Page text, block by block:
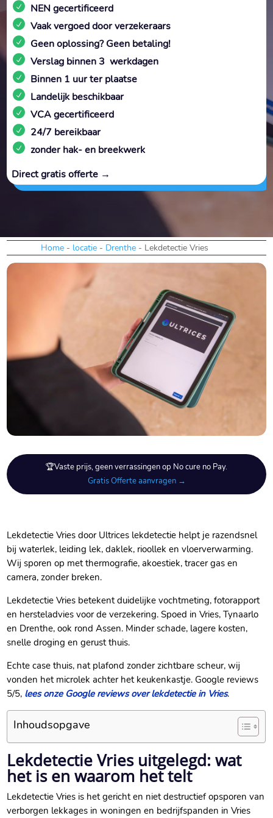
NEN gecertificeerd
Vaak vergoed door verzekeraars
Geen oplossing? Geen betaling!
Verslag binnen 3 werkdagen
Binnen 1 uur ter plaatse
Landelijk beschikbaar
VCA gecertificeerd
24/7 bereikbaar
zonder hak- en breekwerk
Direct gratis offerte →
Home- locatie- Drenthe- Lekdetectie Vries
🏆Vaste prijs, geen verrassingen op No cure no Pay.
Gratis Offerte aanvragen →
Lekdetectie Vries door Ultrices lekdetectie helpt je razendsnel
bij waterlek, leiding lek, daklek, rioollek en vloerverwarming.
Wij sporen op met thermografie, akoestiek, tracer gas en
camera, zonder breken.
Lekdetectie Vries betekent duidelijke vochtmeting, fotorapport
en hersteladvies voor de verzekering. Spoed in Vries, Tynaarlo
en Drenthe, ook rond Assen. Minder schade, lagere kosten,
snelle droging en gerust thuis.
Echte case thuis, nat plafond zonder zichtbare scheur, wij
vonden het microlek achter het keukenkastje. Google reviews
5/5, lees onze Google reviews over lekdetectie in Vries.
Inhoudsopgave
Lekdetectie Vries uitgelegd: wat
het is en waarom het telt
Lekdetectie Vries is het gericht en niet destructief opsporen van
verborgen lekkages in woningen en bedrijfspanden in Vries